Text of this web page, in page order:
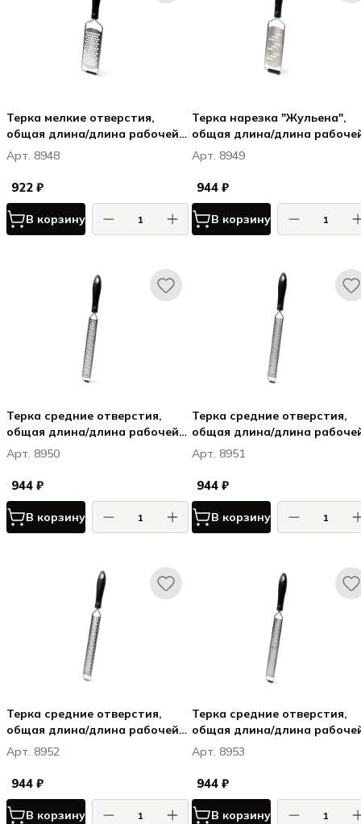
Терка мелкие отверстия,
общая длина/длина рабочей
части L 32/13,5 см,
нерж.сталь/пластик
Арт. 8948
922 ₽
В корзину
Терка нарезка "Жульена",
общая длина/длина
части L 32/13,5 см,
нерж.сталь/пластик
Арт. 8949
944 ₽
В корзину
Терка средние отверстия,
общая длина/длина рабочей
части L 41/22 см, нерж.сталь/
пластик
Арт. 8950
944 ₽
В корзину
Терка средние отверстия,
общая длина/длина
части L 41/22 см,
пластик
Арт. 8951
944 ₽
В корзину
Терка средние отверстия,
общая длина/длина рабочей
части L 41/22 см, нерж.сталь/
пластик
Арт. 8952
944 ₽
В корзину
Терка средние отверстия,
общая длина/длина
части L 41/22 см,
пластик
Арт. 8953
944 ₽
В корзину